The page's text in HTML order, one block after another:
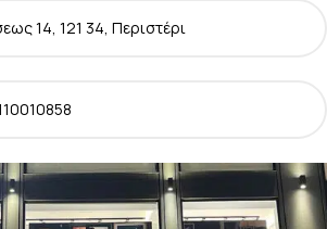
14, 121 34, Περιστέρι